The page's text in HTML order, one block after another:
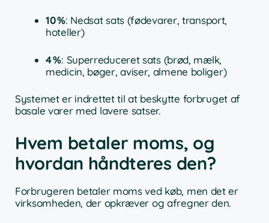
10 %: Nedsat sats (fødevarer, transport,
hoteller)
4 %: Superreduceret sats (brød, mælk,
medicin, bøger, aviser, almene boliger)
Systemet er indrettet til at beskytte forbruget af
basale varer med lavere satser.
Hvem betaler moms, og
hvordan håndteres den?
Forbrugeren betaler moms ved køb, men det er
virksomheden, der opkræver og afregner den.